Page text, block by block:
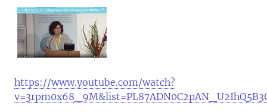
https://www.youtube.com/watch?